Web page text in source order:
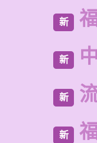
新
新
新
新